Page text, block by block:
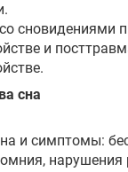
сновидениями
и
сна
и симптомы:
нарушения